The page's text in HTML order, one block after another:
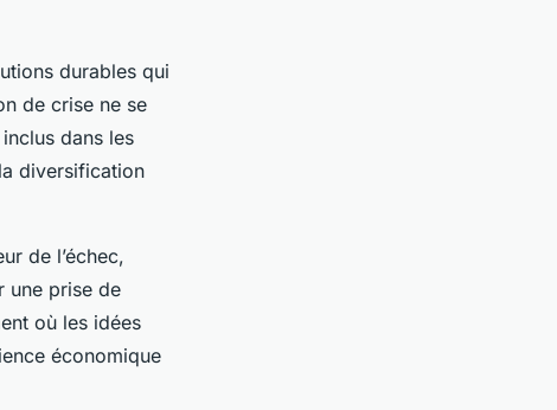
durables qui
de crise ne se
dans les
diversification
de l’échec,
une prise de
où les idées
économique